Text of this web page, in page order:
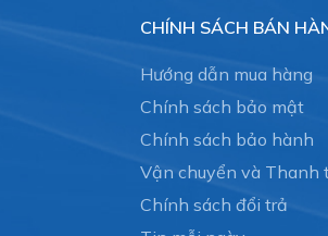
CHÍNH SÁCH BÁN
Hướng dẫn mua hàng
Chính sách bảo mật
Chính sách bảo hành
Vận chuyển và Thanh
Chính sách đổi trả